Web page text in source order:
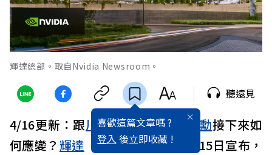
輝達總部。取自Nvidia Newsroom。
喜歡這篇文章嗎 ?
登入 後立即收藏 !
聽遠見
4/16更新：跟川普吃飯沒用？ 黃仁勳接下來如
何應變？ 輝達 （NVIDIA）美國時間15日宣布，